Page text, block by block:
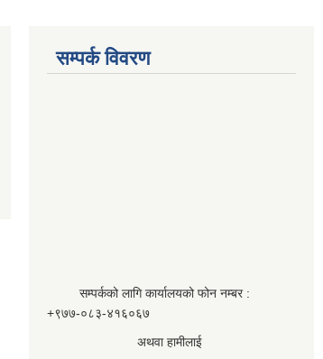
सम्पर्क विवरण
सम्पर्कको लागि कार्यालयको फोन नम्बर :
+९७७-०८३‍-४१६०६७
अथवा हामीलाई